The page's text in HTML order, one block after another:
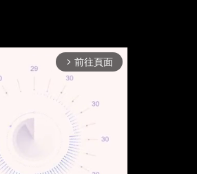
arrow_forward_ios 前往頁面